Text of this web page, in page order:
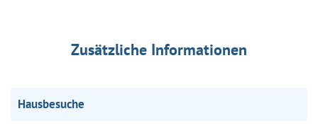
Zusätzliche Informationen
Hausbesuche